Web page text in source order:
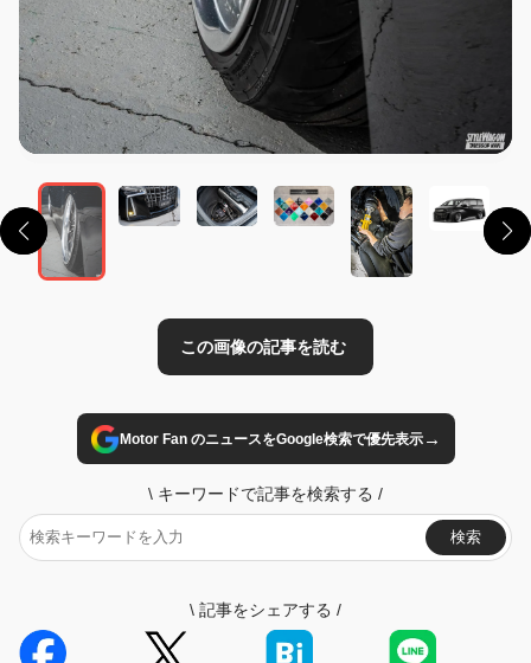
この画像の記事を読む
Motor Fan のニュースをGoogle検索で優先表示→
\ キーワードで記事を検索する /
検索
\ 記事をシェアする /